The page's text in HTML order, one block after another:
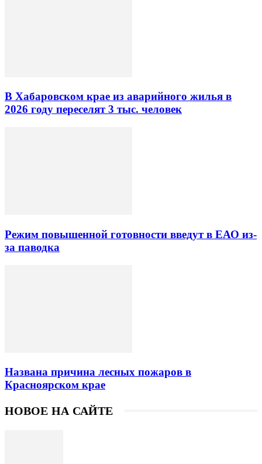
В Хабаровском крае из аварийного жилья в
2026 году переселят 3 тыс. человек
Режим повышенной готовности введут в ЕАО из-
за паводка
Названа причина лесных пожаров в
Красноярском крае
НОВОЕ НА САЙТЕ